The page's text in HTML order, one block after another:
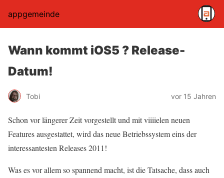
appgemeinde
Wann kommt iOS5 ? Release-
Datum!
Tobi vor 15 Jahren
Schon vor längerer Zeit vorgestellt und mit viiiielen neuen
Features ausgestattet, wird das neue Betriebssystem eins der
interessantesten Releases 2011!
Was es vor allem so spannend macht, ist die Tatsache, dass auch